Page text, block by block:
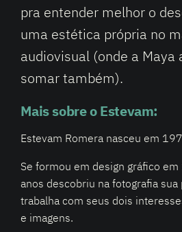
pra entender melhor o
uma estética própria no
audiovisual (onde a Maya
somar também).
Mais sobre o Estevam:
Estevam Romera nasceu em
Se formou em design gráfico
anos descobriu na fotografia sua
trabalha com seus dois
e imagens.